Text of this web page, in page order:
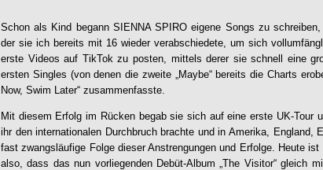
Schon als Kind begann SIENNA SPIRO eigene Songs zu
der sie ich bereits mit 16 wieder verabschiedete, um sich
erste Videos auf TikTok zu posten, mittels derer sie schnell eine
ersten Singles (von denen die zweite „Maybe“ bereits die Charts
Now, Swim Later“ zusammenfasste.
Mit diesem Erfolg im Rücken begab sie sich auf eine erste UK-Tour
ihr den internationalen Durchbruch brachte und in Amerika, England,
fast zwangsläufige Folge dieser Anstrengungen und Erfolge. Heute ist
also, dass das nun vorliegenden Debüt-Album „The Visitor“ gleich